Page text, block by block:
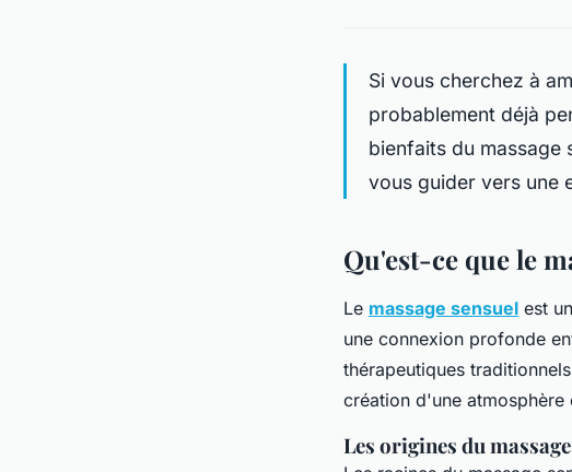
Si vous cherchez à
probablement déjà
bienfaits du massage
vous guider vers une
Qu'est-ce que le
Le massage sensuel est
une connexion profonde
thérapeutiques
création d'une atmosphère
Les origines du